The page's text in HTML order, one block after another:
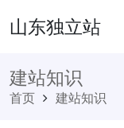
山东独立站
建站知识
首页 建站知识